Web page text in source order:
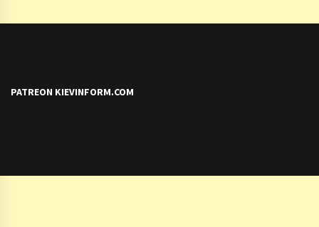
PATREON KIEVINFORM.COM